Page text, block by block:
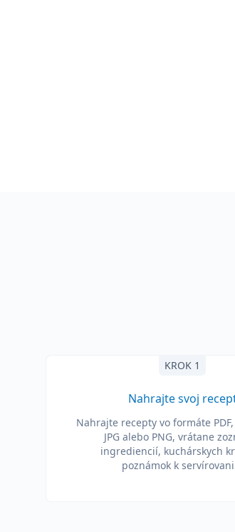
KROK 1
Nahrajte svoj
Nahrajte recepty vo formáte PDF,
JPG alebo PNG, vrátane
ingrediencií, kuchárskych
poznámok k